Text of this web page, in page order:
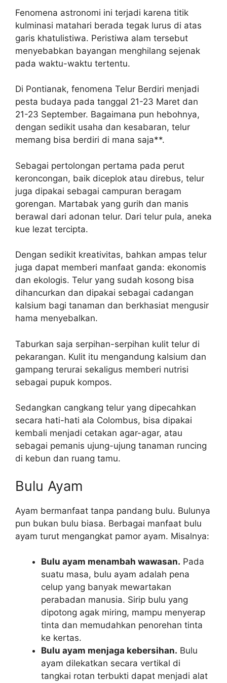
Fenomena astronomi ini terjadi karena titik
kulminasi matahari berada tegak lurus di atas
garis khatulistiwa. Peristiwa alam tersebut
menyebabkan bayangan menghilang sejenak
pada waktu-waktu tertentu.
Di Pontianak, fenomena Telur Berdiri menjadi
pesta budaya pada tanggal 21-23 Maret dan
21-23 September. Bagaimana pun hebohnya,
dengan sedikit usaha dan kesabaran, telur
memang bisa berdiri di mana saja**.
Sebagai pertolongan pertama pada perut
keroncongan, baik diceplok atau direbus, telur
juga dipakai sebagai campuran beragam
gorengan. Martabak yang gurih dan manis
berawal dari adonan telur. Dari telur pula, aneka
kue lezat tercipta.
Dengan sedikit kreativitas, bahkan ampas telur
juga dapat memberi manfaat ganda: ekonomis
dan ekologis. Telur yang sudah kosong bisa
dihancurkan dan dipakai sebagai cadangan
kalsium bagi tanaman dan berkhasiat mengusir
hama menyebalkan.
Taburkan saja serpihan-serpihan kulit telur di
pekarangan. Kulit itu mengandung kalsium dan
gampang terurai sekaligus memberi nutrisi
sebagai pupuk kompos.
Sedangkan cangkang telur yang dipecahkan
secara hati-hati ala Colombus, bisa dipakai
kembali menjadi cetakan agar-agar, atau
sebagai pemanis ujung-ujung tanaman runcing
di kebun dan ruang tamu.
Bulu Ayam
Ayam bermanfaat tanpa pandang bulu. Bulunya
pun bukan bulu biasa. Berbagai manfaat bulu
ayam turut mengangkat pamor ayam. Misalnya:
Bulu ayam menambah wawasan. Pada
suatu masa, bulu ayam adalah pena
celup yang banyak mewartakan
perabadan manusia. Sirip bulu yang
dipotong agak miring, mampu menyerap
tinta dan memudahkan penorehan tinta
ke kertas.
Bulu ayam menjaga kebersihan. Bulu
ayam dilekatkan secara vertikal di
tangkai rotan terbukti dapat menjadi alat